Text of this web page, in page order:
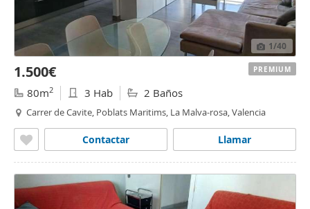
1/40
1.500€
80m2 3 Hab 2 Baños
Carrer de Cavite, Poblats Maritims, La Malva-rosa, Valencia
Llamar
Contactar
PREMIUM